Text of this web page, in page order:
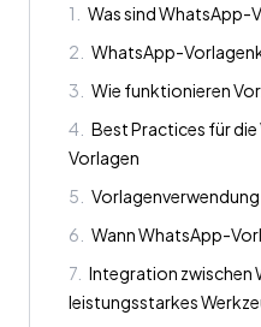
1
Was sind WhatsApp-
2
WhatsApp-
3
Wie funktionieren
4
Best Practices für
Vorlagen
5
6
Wann WhatsApp-
7 Integration zwischen
leistungsstarkes